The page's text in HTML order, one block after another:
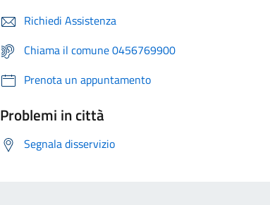
Richiedi Assistenza
Chiama il comune 0456769900
Prenota un appuntamento
Problemi in città
Segnala disservizio